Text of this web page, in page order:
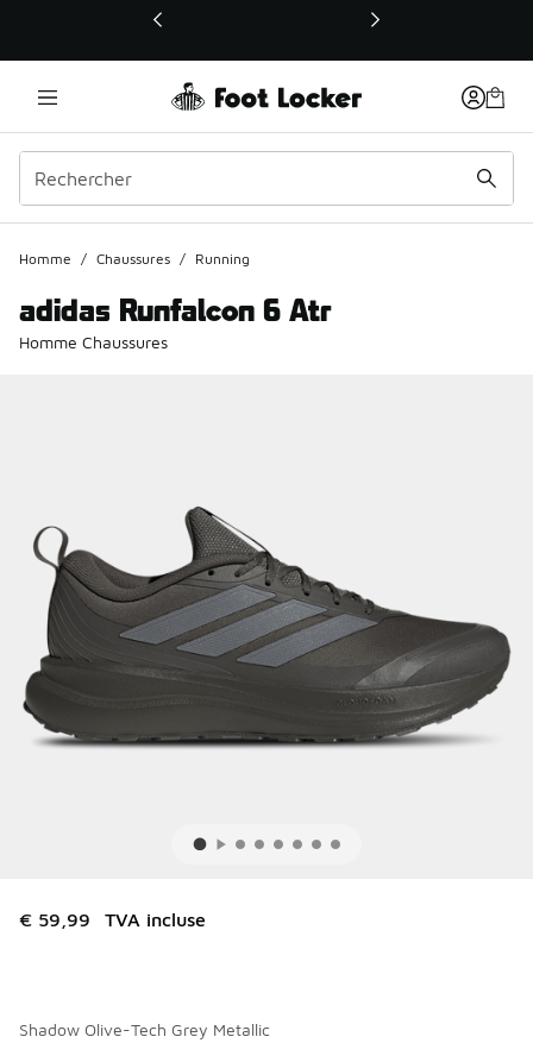
Ce lien ouvrira une nouvelle fenêtre
Homme / Chaussures / Running
adidas Runfalcon 6 Atr
Homme Chaussures
€ 59,99 TVA incluse
Shadow Olive-Tech Grey Metallic